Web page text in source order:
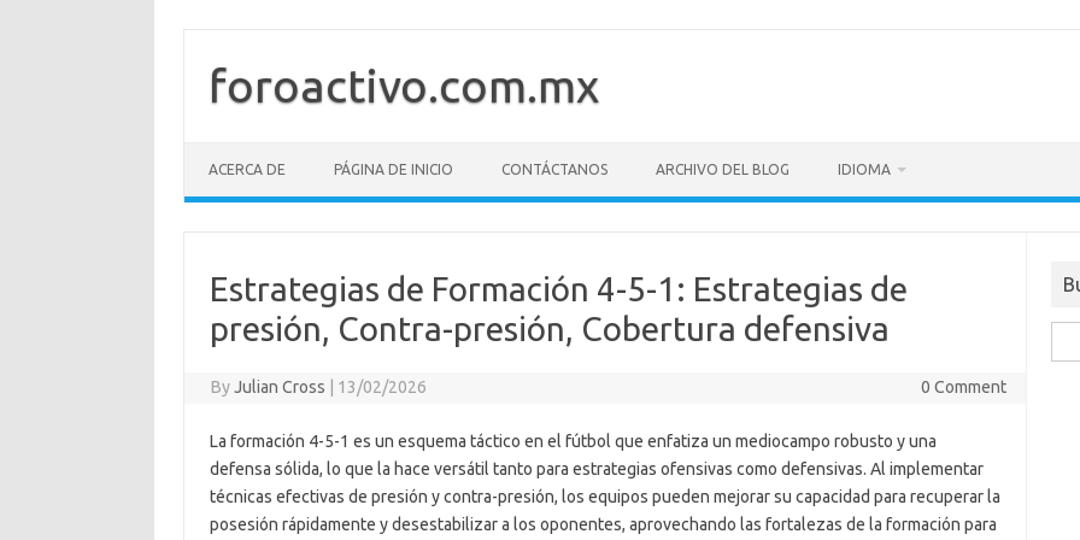
contentforoactivo.com.mx
ACERCA DE PÁGINA DE INICIO CONTÁCTANOS ARCHIVO DEL BLOG IDIOMA
Estrategias de Formación 4-5-1: Estrategias de
presión, Contra-presión, Cobertura defensiva
ByJulian Cross 13/02/2026 0 Comment
La formación 4-5-1 es un esquema táctico en el fútbol que enfatiza un mediocampo robusto y una
defensa sólida, lo que la hace versátil tanto para estrategias ofensivas como defensivas. Al implementar
técnicas efectivas de presión y contra-presión, los equipos pueden mejorar su capacidad para recuperar la
posesión rápidamente y desestabilizar a los oponentes, aprovechando las fortalezas de la formación para
for: